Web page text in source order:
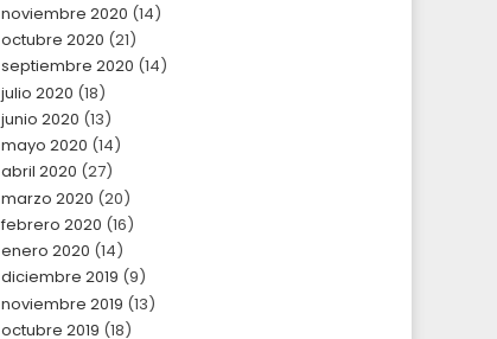
noviembre 2020 (14)
octubre 2020 (21)
septiembre 2020 (14)
julio 2020 (18)
junio 2020 (13)
mayo 2020 (14)
abril 2020 (27)
marzo 2020 (20)
febrero 2020 (16)
enero 2020 (14)
diciembre 2019 (9)
noviembre 2019 (13)
octubre 2019 (18)